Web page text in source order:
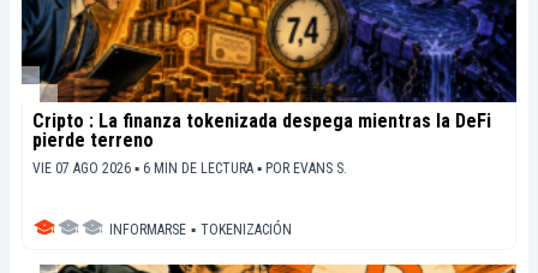
Cripto : La finanza tokenizada despega mientras la DeFi
pierde terreno
VIE 07 AGO 2026 ▪ 6 MIN DE LECTURA ▪ POR EVANS S.
INFORMARSE ▪ TOKENIZACIÓN